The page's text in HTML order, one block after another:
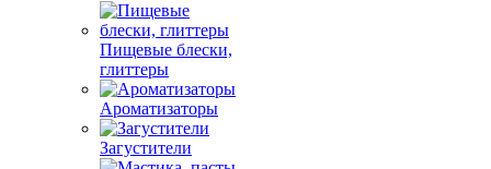
Пищевые блески,
глиттеры
Ароматизаторы
Загустители